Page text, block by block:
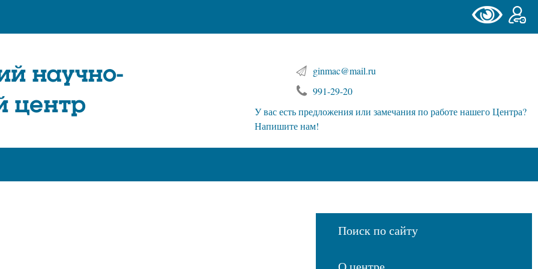
научно-
центр
ginmac@mail.ru
991-29-20
У вас есть предложения или замечания по работе нашего Центра?
Напишите нам!
Поиск по сайту